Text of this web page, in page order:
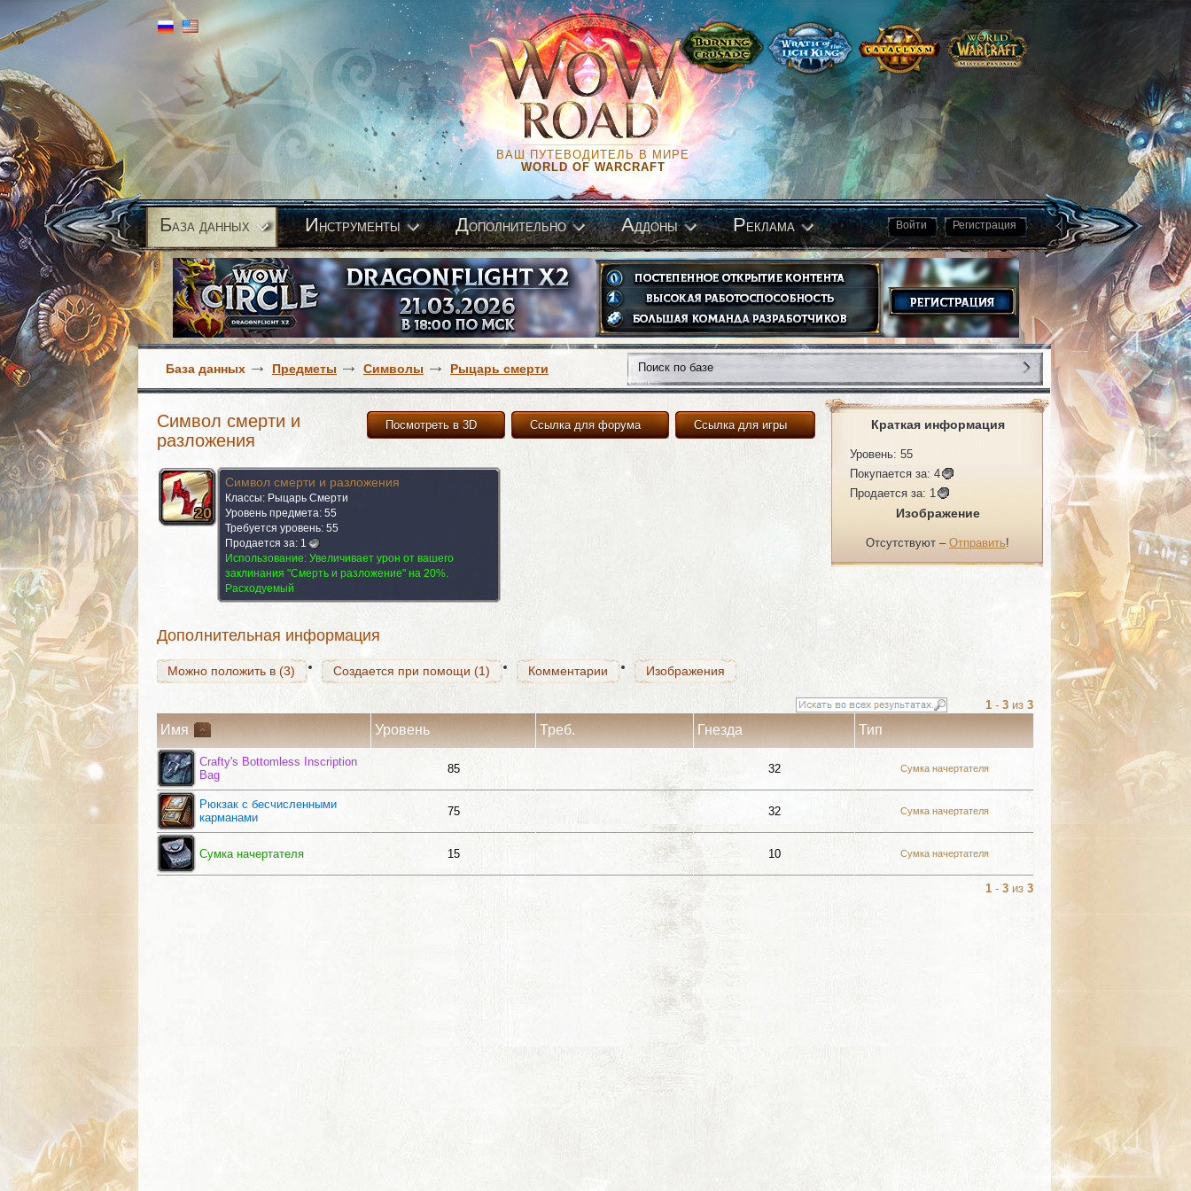
ВАШ ПУТЕВОДИТЕЛЬ В МИРЕ
WORLD OF WARCRAFT
Войти Регистрация
База данных Инструменты Дополнительно Аддоны Реклама
База данных Предметы Символы Рыцарь смерти
Краткая информация
Уровень: 55
Покупается за: 4
Продается за: 1
Изображение
Отсутствуют – Отправить!
Ссылка для игры
Ссылка для форума
Посмотреть в 3D
Символ смерти и
разложения
20
20
20
20
20
20
20
20
20
Символ смерти и разложения
Классы: Рыцарь Смерти
Уровень предмета: 55
Требуется уровень: 55
Продается за: 1
Использование: Увеличивает урон от вашего
заклинания "Смерть и разложение" на 20%.
Расходуемый
Дополнительная информация
Можно положить в (3) Создается при помощи (1)
Можно положить в (3) Создается при помощи (1)
Можно положить в (3) Создается при помощи (1) Комментарии Изображения
1 - 3 из 3
Имя Уровень Треб. Гнезда Тип
Crafty's Bottomless Inscription
Bag
85 32 Сумка начертателя
Рюкзак с бесчисленными
карманами
75 32 Сумка начертателя
Сумка начертателя 15 10 Сумка начертателя
1 - 3 из 3